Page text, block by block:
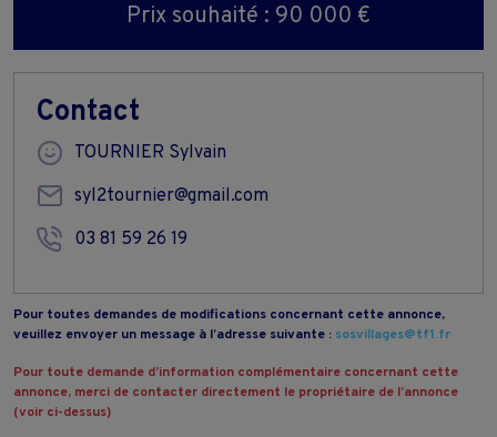
Prix souhaité : 90 000 €
Contact
TOURNIER Sylvain
syl2tournier@gmail.com
03 81 59 26 19
Pour toutes demandes de modifications concernant cette annonce,
veuillez envoyer un message à l’adresse suivante : sosvillages@tf1.fr
Pour toute demande d’information complémentaire concernant cette
annonce, merci de contacter directement le propriétaire de l’annonce
(voir ci-dessus)